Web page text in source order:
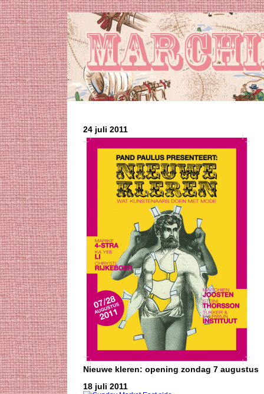
24 juli 2011
Nieuwe kleren: opening zondag 7 augustus
18 juli 2011